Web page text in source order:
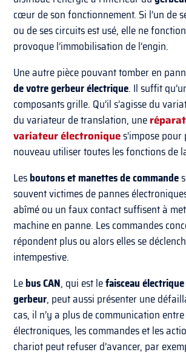
cœur de son fonctionnement. Si l’un de
ou de ses circuits est usé, elle ne
provoque l’immobilisation de l’engin.
Une autre pièce pouvant tomber en
de votre gerbeur électrique. Il suffit
composants grille. Qu’il s’agisse du
du variateur de translation, une
variateur électroniques’impose
nouveau utiliser toutes les fonctions de
Lesboutons et manettes de commande
souvent victimes de pannes
abîmé ou un faux contact suffisent à
machine en panne. Les commandes
répondent plus ou alors elles se
intempestive.
Lebus CAN, qui est lefaisceau
gerbeur, peut aussi présenter une
cas, il n’y a plus de communication
électroniques, les commandes et les
chariot peut refuser d’avancer, par